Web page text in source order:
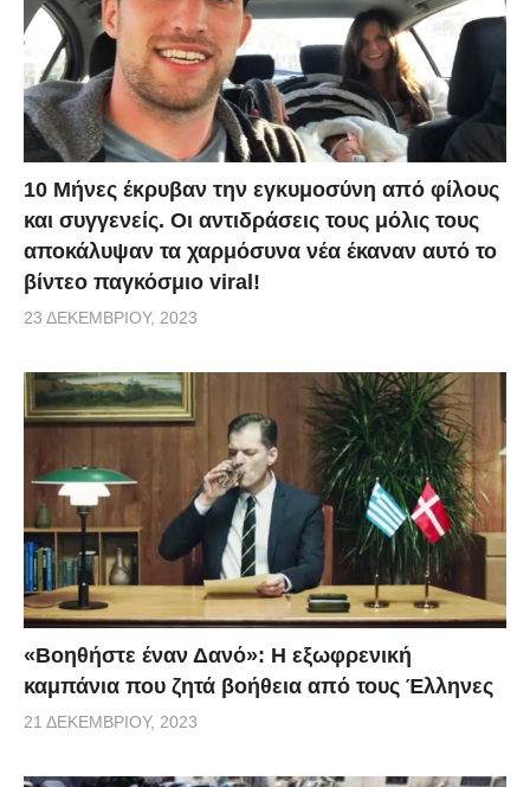
10 Μήνες έκρυβαν την εγκυμοσύνη από φίλους
και συγγενείς. Οι αντιδράσεις τους μόλις τους
αποκάλυψαν τα χαρμόσυνα νέα έκαναν αυτό το
βίντεο παγκόσμιο viral!
23 ΔΕΚΕΜΒΡΊΟΥ, 2023
«Βοηθήστε έναν Δανό»: H εξωφρενική
καμπάνια που ζητά βοήθεια από τους Έλληνες
21 ΔΕΚΕΜΒΡΊΟΥ, 2023